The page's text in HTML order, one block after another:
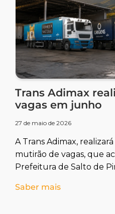
Trans Adimax
vagas em junho
27 de maio de 2026
A Trans Adimax, realizará
mutirão de vagas, que
Prefeitura de Salto de
Saber mais